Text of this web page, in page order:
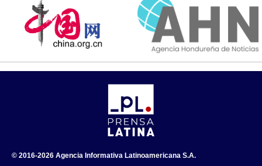
© 2016-2026 Agencia Informativa Latinoamericana S.A.